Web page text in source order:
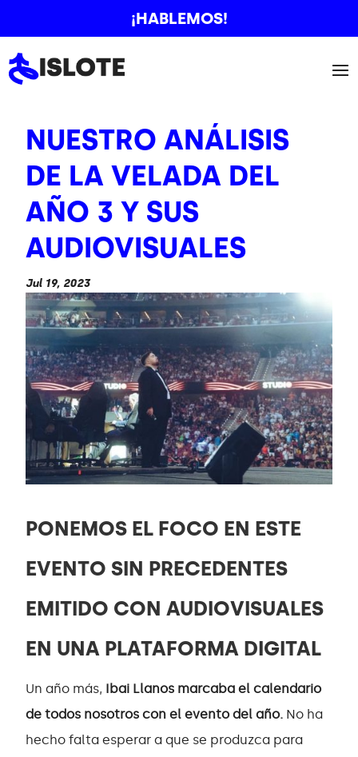
¡HABLEMOS!
NUESTRO ANÁLISIS
DE LA VELADA DEL
AÑO 3 Y SUS
AUDIOVISUALES
Jul 19, 2023
PONEMOS EL FOCO EN ESTE
EVENTO SIN PRECEDENTES
EMITIDO CON AUDIOVISUALES
EN UNA PLATAFORMA DIGITAL
Un año más, Ibai Llanos marcaba el calendario
de todos nosotros con el evento del año. No ha
hecho falta esperar a que se produzca para